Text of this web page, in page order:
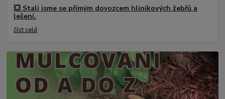
💥 Stali jsme se přímým dovozcem hliníkových žebřů a
lešení.
číst celé